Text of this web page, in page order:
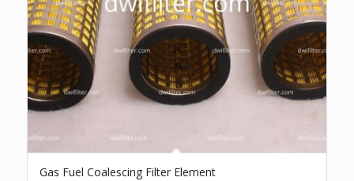
Gas Fuel Coalescing Filter Element